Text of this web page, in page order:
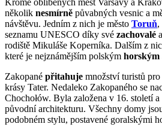
Kromě oblíbených měst Varšavy a
několik nesmírně půvabných vesnic a
návštěvu. Jedním z nich je město Toruň,
seznamu UNESCO díky své zachovalé
rodiště Mikuláše Koperníka. Dalším z
které je nejznámějším polským horským
Zakopané přitahuje množství turistů
krásy Tater. Nedaleko Zakopaného se
Chochołów. Byla založena v 16. století a
původní architekturu. Všechny domy
podobném stylu, postavené goralskými